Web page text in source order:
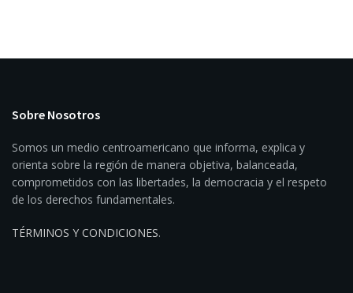
Sobre Nosotros
Somos un medio centroamericano que informa, explica y
orienta sobre la región de manera objetiva, balanceada,
comprometidos con las libertades, la democracia y el respeto
de los derechos fundamentales.
TÉRMINOS Y CONDICIONES.